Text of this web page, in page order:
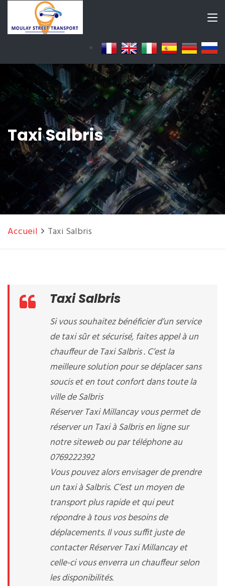
Taxi Salbris
Accueil Taxi Salbris
Taxi Salbris
Si vous souhaitez bénéficier d’un service
de taxi sûr et sécurisé, faites appel à un
chauffeur de Taxi Salbris . C’est la
meilleure solution pour se déplacer sans
soucis et en tout confort dans toute la
ville de Salbris
Réserver Taxi Millancay vous permet de
réserver un Taxi à Salbris en ligne sur
notre siteweb ou par téléphone au
0769222392
Vous pouvez alors envisager de prendre
un taxi à Salbris. C’est un moyen de
transport plus rapide et qui peut
répondre à tous vos besoins de
déplacements. Il vous suffit juste de
contacter Réserver Taxi Millancay et
celle-ci vous enverra un chauffeur selon
les disponibilités.